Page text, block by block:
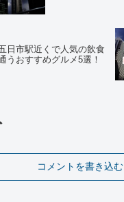
日市駅近くで人気の飲食
うおすすめグルメ5選！
コメントを書き込む